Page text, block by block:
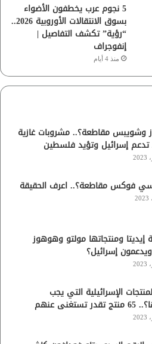
5 نجوم عرب يخطفون الأضواء
بسوق الانتقالات الأوروبية 2026..
“رؤية” تكشف التفاصيل |
إنفوجراف
منذ 4 أيام
وشويبس مقاطعة؟.. مشروبات غازية
تدعم إسرائيل وتؤيد فلسطين
فوكس مقاطعة؟.. اعرف الحقيقة
ومنتجاتها مولتو وهوهوز
إسرائيل؟
الإسرائيلية التي يجب
عنهم